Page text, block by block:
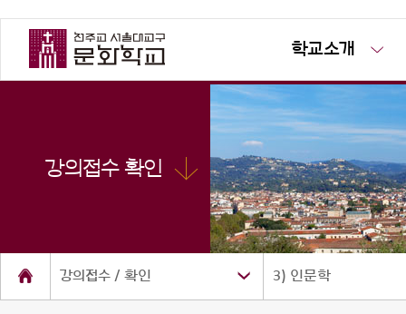
학교소개
강의접수 확인
강의접수 / 확인 3) 인문학